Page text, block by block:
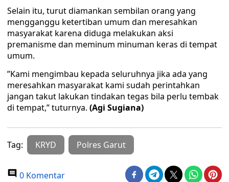
Selain itu, turut diamankan sembilan orang yang
mengganggu ketertiban umum dan meresahkan
masyarakat karena diduga melakukan aksi
premanisme dan meminum minuman keras di tempat
umum.
”Kami mengimbau kepada seluruhnya jika ada yang
meresahkan masyarakat kami sudah perintahkan
jangan takut lakukan tindakan tegas bila perlu tembak
di tempat,” tuturnya. (Agi Sugiana)
Tag: KRYD Polres Garut
0 Komentar